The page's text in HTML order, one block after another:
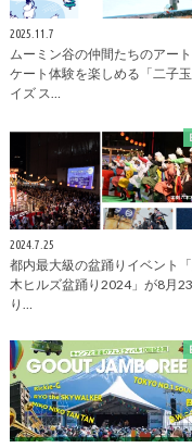
2025.11.7
ムーミン谷の仲間たちのアー
ケート体験を楽しめる「二子
イズ ス…
2024.7.25
都内最大級の盆踊りイベント
木ヒルズ盆踊り2024」が8月
り…